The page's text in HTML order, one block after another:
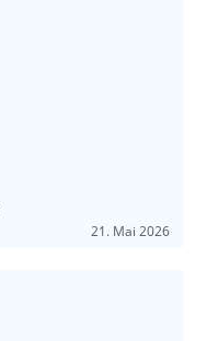
21. Mai 2026